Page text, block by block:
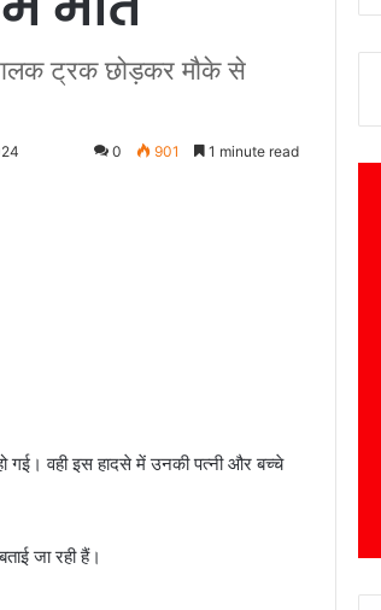
ट्रक छोड़कर मौके से
0 901 1 minute read
गई। वही इस हादसे में उनकी पत्नी और बच्चे
जा रही हैं।